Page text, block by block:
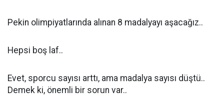
Pekin olimpiyatlarında alınan 8 madalyayı aşacağız..
Hepsi boş laf..
Evet, sporcu sayısı arttı, ama madalya sayısı düştü..
Demek ki, önemli bir sorun var..